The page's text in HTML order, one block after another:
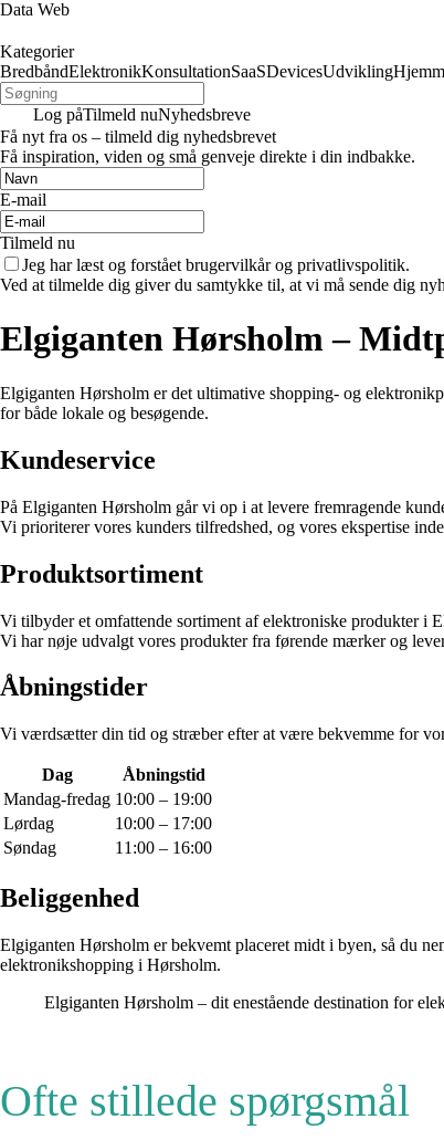
Data Web
Kategorier
BredbåndElektronikKonsultationSaaSDevicesUdvikling
Log påTilmeld nuNyhedsbreve
Få nyt fra os – tilmeld dig nyhedsbrevet
Få inspiration, viden og små genveje direkte i din indbakke.
E-mail
Tilmeld nu
Jeg har læst og forstået brugervilkår og privatlivspolitik.
Ved at tilmelde dig giver du samtykke til, at vi må sende dig
Elgiganten Hørsholm –
Elgiganten Hørsholm er det ultimative shopping- og
for både lokale og besøgende.
Kundeservice
På Elgiganten Hørsholm går vi op i at levere fremragende
Vi prioriterer vores kunders tilfredshed, og vores ekspertise
Produktsortiment
Vi tilbyder et omfattende sortiment af elektroniske produkter i
Vi har nøje udvalgt vores produkter fra førende mærker og
Åbningstider
Vi værdsætter din tid og stræber efter at være bekvemme for
Dag
Åbningstid
Mandag-fredag 10:00 – 19:00
Lørdag
10:00 – 17:00
Søndag
11:00 – 16:00
Beliggenhed
Elgiganten Hørsholm er bekvemt placeret midt i byen, så du
elektronikshopping i Hørsholm.
Elgiganten Hørsholm – dit enestående destination for
Ofte stillede spørgsmål